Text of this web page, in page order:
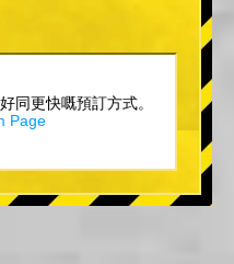
同更快嘅預訂方式。
Page